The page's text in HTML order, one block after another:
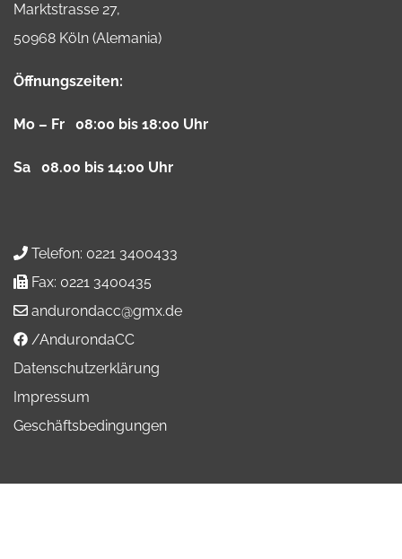
Marktstrasse 27,
50968 Köln (Alemania)
Öffnungszeiten:
Mo – Fr 08:00 bis 18:00 Uhr
Sa 08.00 bis 14:00 Uhr
Telefon: 0221 3400433
Fax: 0221 3400435
andurondacc@gmx.de
/AndurondaCC
Datenschutzerklärung
Impressum
Geschäftsbedingungen